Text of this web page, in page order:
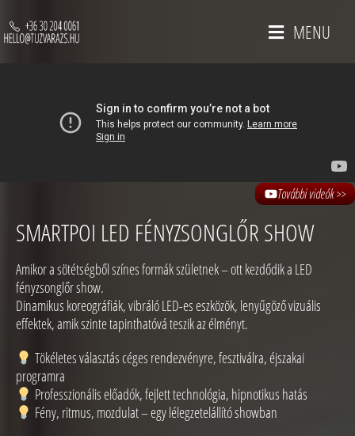
MENU
További videók >>
SMARTPOI LED FÉNYZSONGLŐR SHOW
Amikor a sötétségből színes formák születnek – ott kezdődik a LED
fényzsonglőr show.
Dinamikus koreográfiák, vibráló LED-es eszközök, lenyűgöző vizuális
effektek, amik szinte tapinthatóvá teszik az élményt.
Tökéletes választás céges rendezvényre, fesztiválra, éjszakai
programra
Professzionális előadók, fejlett technológia, hipnotikus hatás
Fény, ritmus, mozdulat – egy lélegzetelállító showban